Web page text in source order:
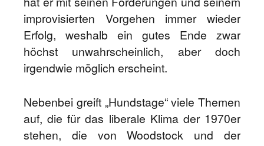
improvisierten Vorgehen immer wieder
Erfolg, weshalb ein gutes Ende zwar
höchst unwahrscheinlich, aber doch
irgendwie möglich erscheint.
Nebenbei greift „Hundstage“ viele Themen
auf, die für das liberale Klima der 1970er
stehen, die von Woodstock und der